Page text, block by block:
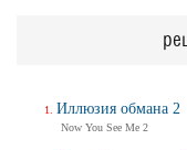
Иллюзия обмана 2
Now You See Me 2